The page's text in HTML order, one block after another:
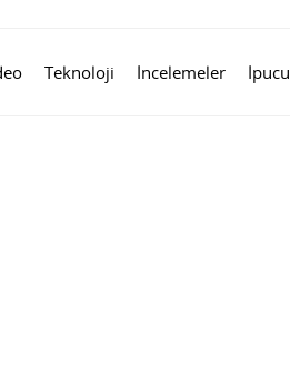
Teknoloji İncelemeler İpucu